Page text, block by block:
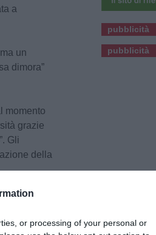
or processing of your personal or
a
un
dimora”
momento
grazie
Gli
della
Girasole
pubblicità
pubblicità